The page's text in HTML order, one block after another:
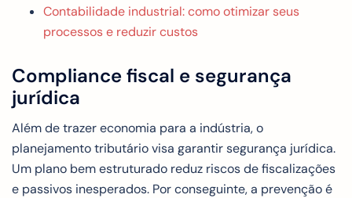
Contabilidade industrial: como otimizar seus
processos e reduzir custos
Compliance fiscal e segurança
jurídica
Além de trazer economia para a indústria, o
planejamento tributário visa garantir segurança jurídica.
Um plano bem estruturado reduz riscos de fiscalizações
e passivos inesperados. Por conseguinte, a prevenção é